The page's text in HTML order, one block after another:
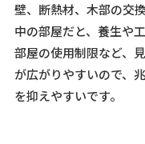
壁、断熱材、木部の交
中の部屋だと、養生や
部屋の使用制限など、
が広がりやすいので、
を抑えやすいです。